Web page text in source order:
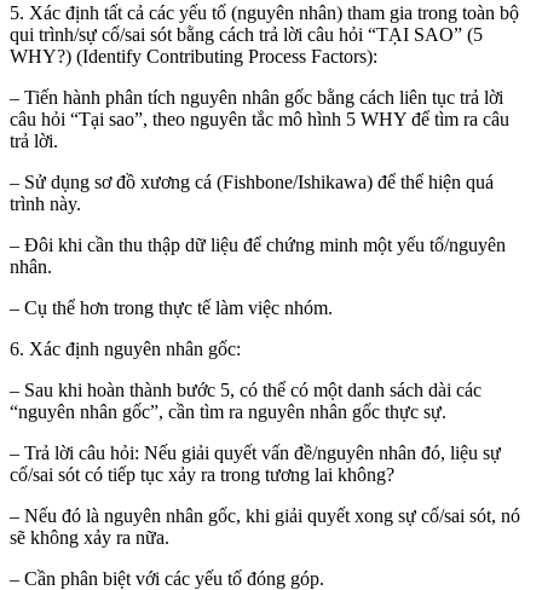
5. Xác định tất cả các yếu tố (nguyên nhân) tham gia trong toàn bộ
qui trình/sự cố/sai sót bằng cách trả lời câu hỏi “TẠI SAO” (5
WHY?) (Identify Contributing Process Factors):
– Tiến hành phân tích nguyên nhân gốc bằng cách liên tục trả lời
câu hỏi “Tại sao”, theo nguyên tắc mô hình 5 WHY để tìm ra câu
trả lời.
– Sử dụng sơ đồ xương cá (Fishbone/Ishikawa) để thể hiện quá
trình này.
– Đôi khi cần thu thập dữ liệu để chứng minh một yếu tố/nguyên
nhân.
– Cụ thể hơn trong thực tế làm việc nhóm.
6. Xác định nguyên nhân gốc:
– Sau khi hoàn thành bước 5, có thể có một danh sách dài các
“nguyên nhân gốc”, cần tìm ra nguyên nhân gốc thực sự.
– Trả lời câu hỏi: Nếu giải quyết vấn đề/nguyên nhân đó, liệu sự
cố/sai sót có tiếp tục xảy ra trong tương lai không?
– Nếu đó là nguyên nhân gốc, khi giải quyết xong sự cố/sai sót, nó
sẽ không xảy ra nữa.
– Cần phân biệt với các yếu tố đóng góp.